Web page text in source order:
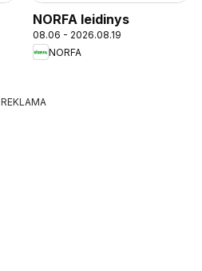
NORFA leidinys
08.06 - 2026.08.19
NORFA
REKLAMA